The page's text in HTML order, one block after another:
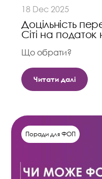
18 Dec 2025
Доцільність
Сіті на
Що обрати?
Читати далі
Поради для ФОП